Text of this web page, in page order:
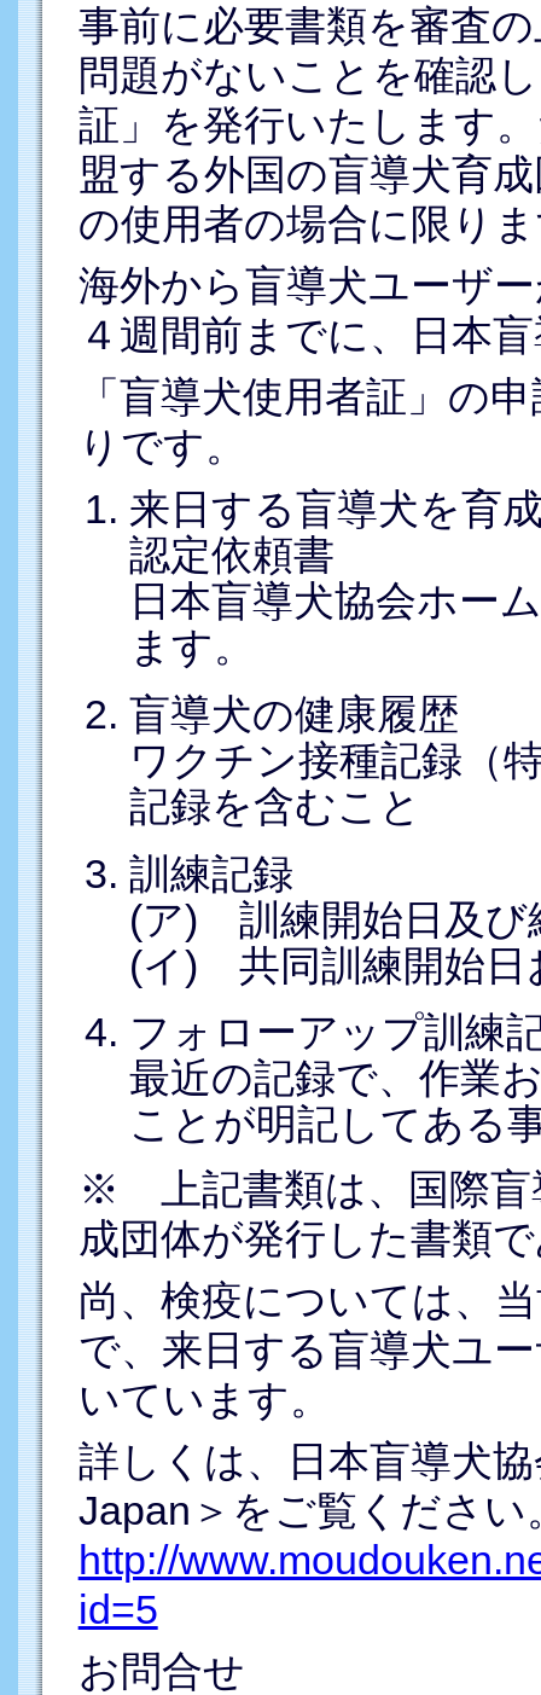
事前に必要書類を審査
問題がないことを確認
証」を発行いたします
盟する外国の盲導犬育
の使用者の場合に限り
海外から盲導犬ユーザ
４週間前までに、日本
「盲導犬使用者証」の
りです。
来日する盲導犬を育
認定依頼書
日本盲導犬協会ホー
ます。
盲導犬の健康履歴
ワクチン接種記録（
記録を含むこと
訓練記録
(ア) 訓練開始日及び
(イ) 共同訓練開始日
フォローアップ訓練
最近の記録で、作業
ことが明記してある
※ 上記書類は、国際盲
成団体が発行した書類
尚、検疫については、
で、来日する盲導犬ユ
いています。
詳しくは、日本盲導犬
Japan＞をご覧ください
http://
id=5
お問合せ